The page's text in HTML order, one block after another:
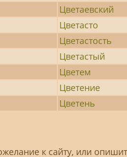
Цветаевский
Цветасто
Цветастость
Цветастый
Цветем
Цветение
Цветень
к сайту, или